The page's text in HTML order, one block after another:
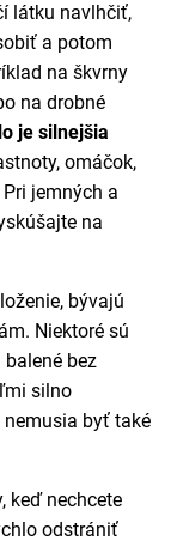
látku navlhčiť,
a potom
na škvrny
na drobné
je silnejšia
omáčok,
jemných a
na
bývajú
Niektoré sú
bez
silno
nemusia byť také
keď nechcete
odstrániť